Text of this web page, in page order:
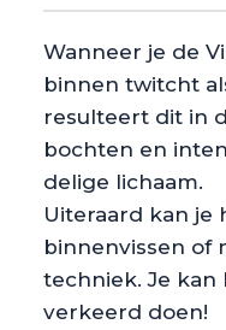
Wanneer je de
binnen twitcht
resulteert dit in
bochten en
delige lichaam.
Uiteraard kan je
binnenvissen of
techniek. Je
verkeerd doen!